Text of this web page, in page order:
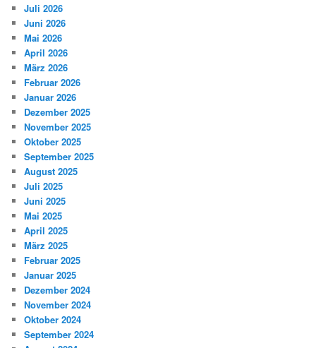
Juli 2026
Juni 2026
Mai 2026
April 2026
März 2026
Februar 2026
Januar 2026
Dezember 2025
November 2025
Oktober 2025
September 2025
August 2025
Juli 2025
Juni 2025
Mai 2025
April 2025
März 2025
Februar 2025
Januar 2025
Dezember 2024
November 2024
Oktober 2024
September 2024